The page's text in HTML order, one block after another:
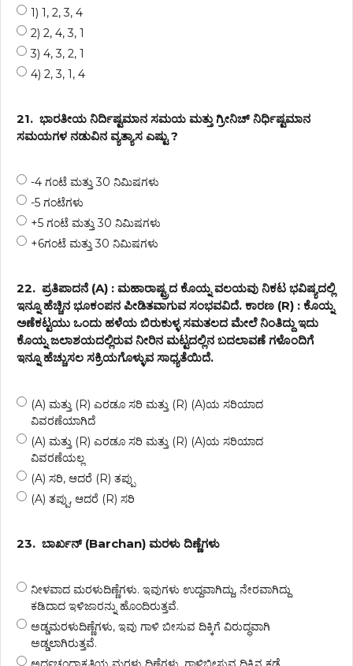
1) 1, 2, 3, 4
2) 2, 4, 3, 1
3) 4, 3, 2, 1
4) 2, 3, 1, 4
21. ಭಾರತೀಯ ನಿರ್ದಿಷ್ಟಮಾನ ಸಮಯ ಮತ್ತು ಗ್ರೀನಿಚ್ ನಿರ್ಧಿಷ್ಟಮಾನ
ಸಮಯಗಳ ನಡುವಿನ ವ್ಯತ್ಯಾಸ ಎಷ್ಟು ?
-4 ಗಂಟೆ ಮತ್ತು 30 ನಿಮಿಷಗಳು
-5 ಗಂಟೆಗಳು
+5 ಗಂಟೆ ಮತ್ತು 30 ನಿಮಿಷಗಳು
+6ಗಂಟೆ ಮತ್ತು 30 ನಿಮಿಷಗಳು
22. ಪ್ರತಿಪಾದನೆ (A) : ಮಹಾರಾಷ್ಟ್ರದ ಕೊಯ್ನ ವಲಯವು ನಿಕಟ ಭವಿಷ್ಯದಲ್ಲಿ
ಇನ್ನೂ ಹೆಚ್ಚಿನ ಭೂಕಂಪನ ಪೀಡಿತವಾಗುವ ಸಂಭವವಿದೆ. ಕಾರಣ (R) : ಕೊಯ್ನ
ಅಣೆಕಟ್ಟಯು ಒಂದು ಹಳೆಯ ಬಿರುಕುಳ್ಳ ಸಮತಲದ ಮೇಲೆ ನಿಂತಿದ್ದು ಇದು
ಕೊಯ್ನ ಜಲಾಶಯದಲ್ಲಿರುವ ನೀರಿನ ಮಟ್ಟದಲ್ಲಿನ ಬದಲಾವಣೆ ಗಳೊಂದಿಗೆ
ಇನ್ನೂ ಹೆಚ್ಚುಸಲ ಸಕ್ರಿಯಗೊಳ್ಳುವ ಸಾಧ್ಯತೆಯಿದೆ.
(A) ಮತ್ತು (R) ಎರಡೂ ಸರಿ ಮತ್ತು (R) (A)ಯ ಸರಿಯಾದ
ವಿವರಣೆಯಾಗಿದೆ
(A) ಮತ್ತು (R) ಎರಡೂ ಸರಿ ಮತ್ತು (R) (A)ಯ ಸರಿಯಾದ
ವಿವರಣೆಯಲ್ಲ
(A) ಸರಿ, ಆದರೆ (R) ತಪ್ಪು
(A) ತಪ್ಪು, ಆದರೆ (R) ಸರಿ
23. ಬಾರ್ಖನ್ (Barchan) ಮರಳು ದಿಣ್ಣೆಗಳು
ನೀಳವಾದ ಮರಳುದಿಣ್ಣೆಗಳು. ಇವುಗಳು ಉದ್ದವಾಗಿದ್ದು, ನೇರವಾಗಿದ್ದು
ಕಡಿದಾದ ಇಳಿಜಾರನ್ನು ಹೊಂದಿರುತ್ತವೆ.
ಅಡ್ಡಮರಳುದಿಣ್ಣೆಗಳು, ಇವು ಗಾಳಿ ಬೀಸುವ ದಿಕ್ಕಿಗೆ ವಿರುದ್ಧವಾಗಿ
ಅಡ್ಡಲಾಗಿರುತ್ತವೆ.